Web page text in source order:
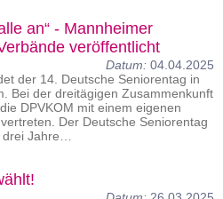
an“ - Mannheimer
veröffentlicht
Datum: 04.04.2025
der 14. Deutsche Seniorentag in
Bei der dreitägigen Zusammenkunft
DPVKOM mit einem eigenen
Der Deutsche Seniorentag
Jahre…